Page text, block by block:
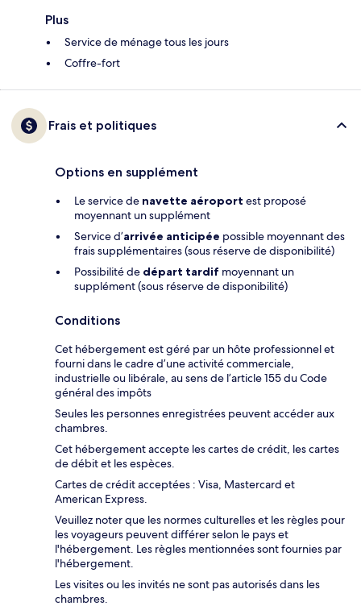
Plus
Service de ménage tous les jours
Coffre-fort
Frais et politiques
Options en supplément
Le service de navette aéroport est proposé
moyennant un supplément
Service d’arrivée anticipée possible moyennant des
frais supplémentaires (sous réserve de disponibilité)
Possibilité de départ tardif moyennant un
supplément (sous réserve de disponibilité)
Conditions
Cet hébergement est géré par un hôte professionnel et
fourni dans le cadre d’une activité commerciale,
industrielle ou libérale, au sens de l’article 155 du Code
général des impôts
Seules les personnes enregistrées peuvent accéder aux
chambres.
Cet hébergement accepte les cartes de crédit, les cartes
de débit et les espèces.
Cartes de crédit acceptées : Visa, Mastercard et
American Express.
Veuillez noter que les normes culturelles et les règles pour
les voyageurs peuvent différer selon le pays et
l'hébergement. Les règles mentionnées sont fournies par
l'hébergement.
Les visites ou les invités ne sont pas autorisés dans les
chambres.